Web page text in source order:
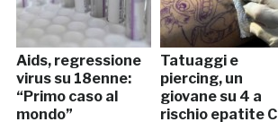
Aids, regressione
virus su 18enne:
“Primo caso al
mondo”
Tatuaggi e
piercing, un
giovane su 4 a
rischio epatite C